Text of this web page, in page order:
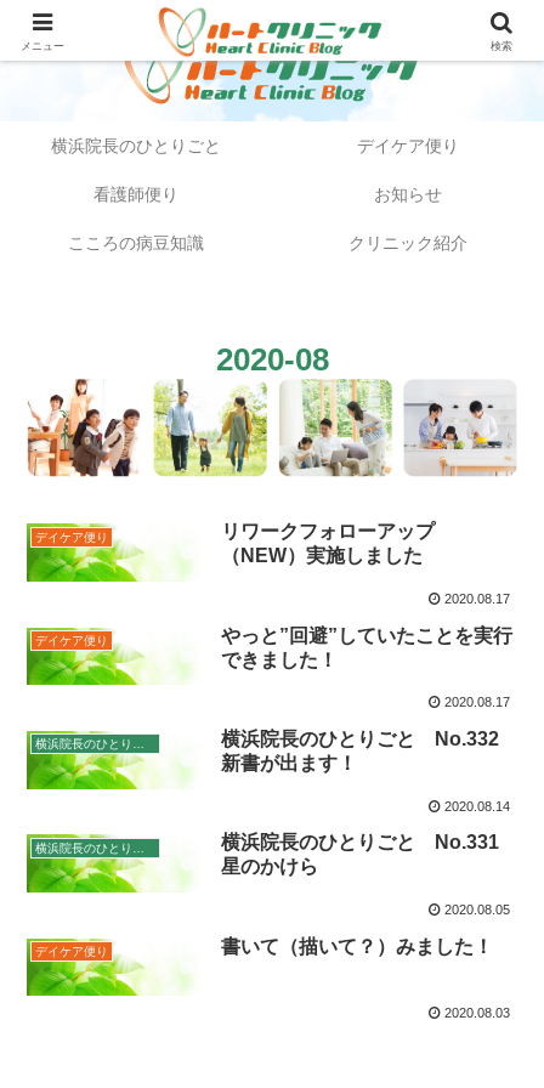
横浜院長のひとりごと デイケア便り
看護師便り お知らせ
こころの病豆知識 クリニック紹介
2020-08
デイケア便り
リワークフォローアップ
（NEW）実施しました
2020.08.17
デイケア便り
やっと”回避”していたことを実行
できました！
2020.08.17
横浜院長のひとりごと
横浜院長のひとりごと No.332
新書が出ます！
2020.08.14
横浜院長のひとりごと No.331
星のかけら
2020.08.05
デイケア便り 書いて（描いて？）みました！
2020.08.03
メニュー 検索